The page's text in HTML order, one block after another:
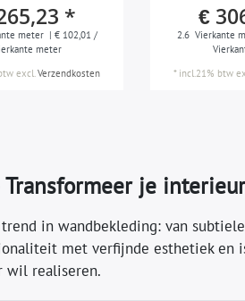
*
meter | € 102,01 /
meter
excl.Verzendkosten
€
2.6 Vierkante
* incl.21% btw
je
in wandbekleding: van
met verfijnde esthetiek en
wil realiseren.